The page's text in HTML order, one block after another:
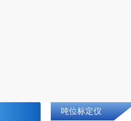
吨位标定仪